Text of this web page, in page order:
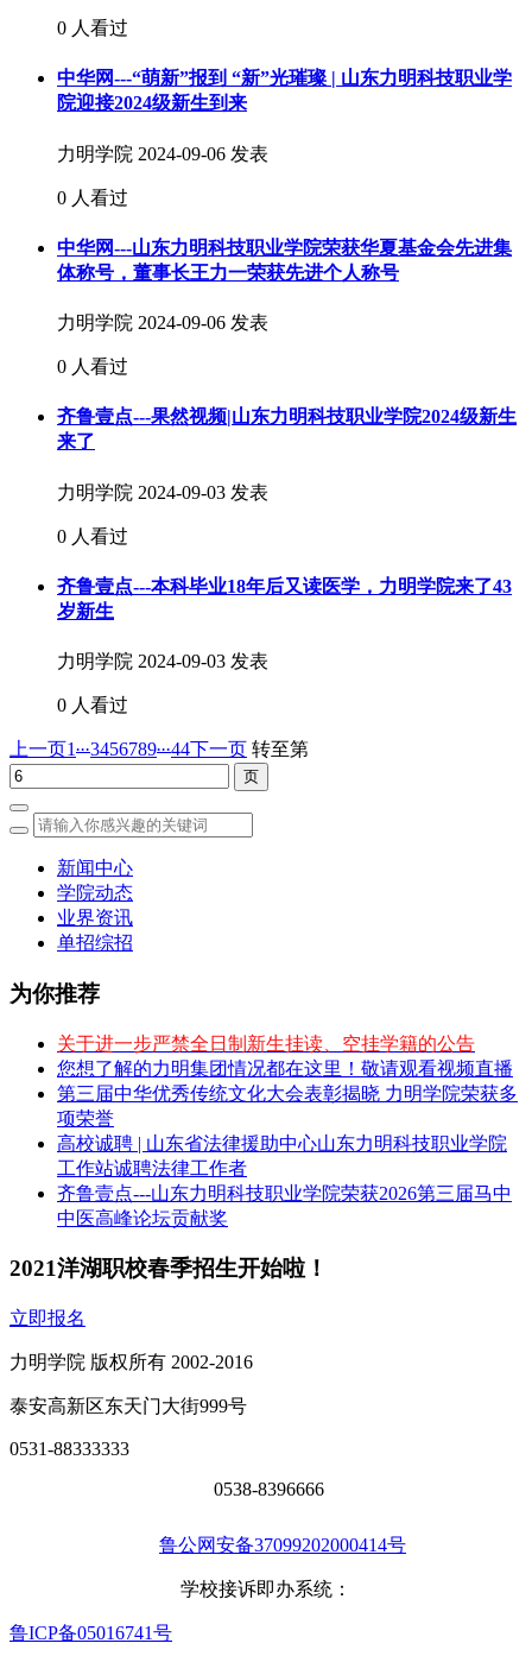
0 人看过
中华网---“萌新”报到 “新”光璀璨 | 山东力明科技职业学
院迎接2024级新生到来
力明学院 2024-09-06 发表
0 人看过
中华网---山东力明科技职业学院荣获华夏基金会先进集
体称号，董事长王力一荣获先进个人称号
力明学院 2024-09-06 发表
0 人看过
齐鲁壹点---果然视频|山东力明科技职业学院2024级新生
来了
力明学院 2024-09-03 发表
0 人看过
齐鲁壹点---本科毕业18年后又读医学，力明学院来了43
岁新生
力明学院 2024-09-03 发表
0 人看过
上一页1...3456789...44下一页 转至第
新闻中心
学院动态
业界资讯
单招综招
为你推荐
关于进一步严禁全日制新生挂读、空挂学籍的公告
您想了解的力明集团情况都在这里！敬请观看视频直播
第三届中华优秀传统文化大会表彰揭晓 力明学院荣获多
项荣誉
高校诚聘 | 山东省法律援助中心山东力明科技职业学院
工作站诚聘法律工作者
齐鲁壹点---山东力明科技职业学院荣获2026第三届马中
中医高峰论坛贡献奖
2021洋湖职校春季招生开始啦！
立即报名
力明学院 版权所有 2002-2016
泰安高新区东天门大街999号
0531-88333333
0538-8396666
鲁公网安备37099202000414号
学校接诉即办系统：
鲁ICP备05016741号